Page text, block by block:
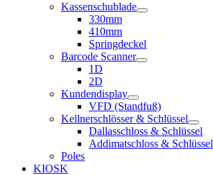
Kassenschublade
330mm
410mm
Springdeckel
Barcode Scanner
1D
2D
Kundendisplay
VFD (Standfuß)
Kellnerschlösser & Schlüssel
Dallasschloss & Schlüssel
Addimatschloss & Schlüssel
Poles
KIOSK